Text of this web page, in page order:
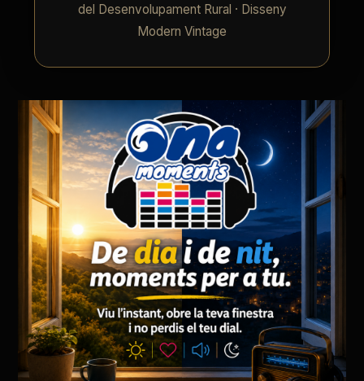
del Desenvolupament Rural · Disseny
Modern Vintage